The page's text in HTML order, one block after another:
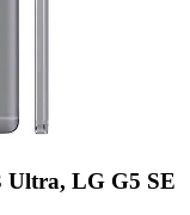
Ultra, LG G5 SE